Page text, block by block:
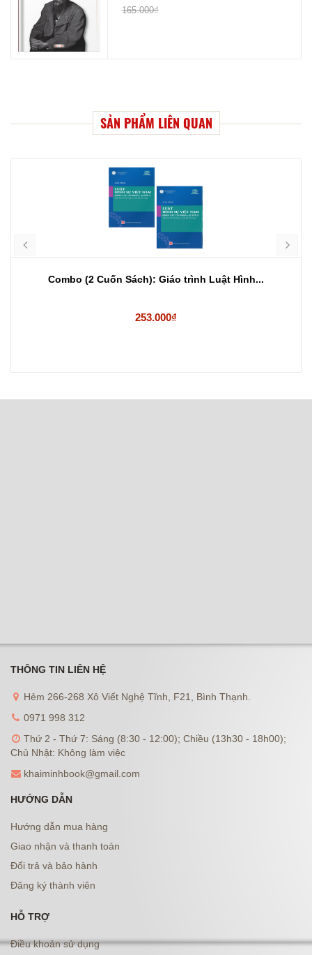
165.000₫
SẢN PHẨM LIÊN QUAN
Combo (2 Cuốn Sách): Giáo trình Luật Hình...
253.000₫
THÔNG TIN LIÊN HỆ
Hẻm 266-268 Xô Viết Nghệ Tĩnh, F21, Bình Thạnh.
0971 998 312
Thứ 2 - Thứ 7: Sáng (8:30 - 12:00); Chiều (13h30 - 18h00);
Chủ Nhật: Không làm việc
khaiminhbook@gmail.com
HƯỚNG DẪN
Hướng dẫn mua hàng
Giao nhận và thanh toán
Đổi trả và bảo hành
Đăng ký thành viên
HỖ TRỢ
Điều khoản sử dụng